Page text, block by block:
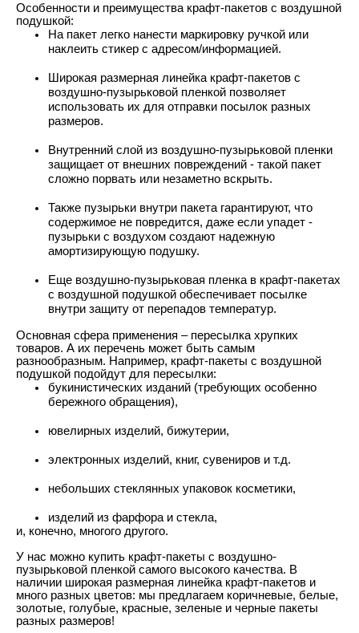
Особенности и преимущества крафт-пакетов с воздушной
подушкой:
На пакет легко нанести маркировку ручкой или
наклеить стикер с адресом/информацией.
Широкая размерная линейка крафт-пакетов с
воздушно-пузырьковой пленкой позволяет
использовать их для отправки посылок разных
размеров.
Внутренний слой из воздушно-пузырьковой пленки
защищает от внешних повреждений - такой пакет
сложно порвать или незаметно вскрыть.
Также пузырьки внутри пакета гарантируют, что
содержимое не повредится, даже если упадет -
пузырьки с воздухом создают надежную
амортизирующую подушку.
Еще воздушно-пузырьковая пленка в крафт-пакетах
с воздушной подушкой обеспечивает посылке
внутри защиту от перепадов температур.
Основная сфера применения – пересылка хрупких
товаров. А их перечень может быть самым
разнообразным. Например, крафт-пакеты с воздушной
подушкой подойдут для пересылки:
букинистических изданий (требующих особенно
бережного обращения),
ювелирных изделий, бижутерии,
электронных изделий, книг, сувениров и т.д.
небольших стеклянных упаковок косметики,
изделий из фарфора и стекла,
и, конечно, многого другого.
У нас можно купить крафт-пакеты с воздушно-
пузырьковой пленкой самого высокого качества. В
наличии широкая размерная линейка крафт-пакетов и
много разных цветов: мы предлагаем коричневые, белые,
золотые, голубые, красные, зеленые и черные пакеты
разных размеров!